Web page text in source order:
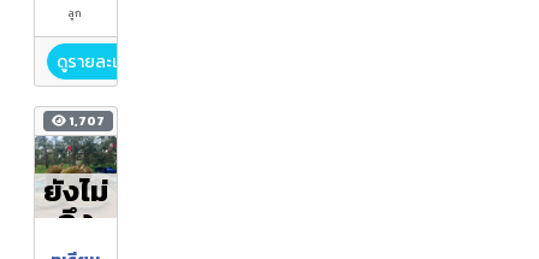
ลูก
ดูรายละเอียด
1,707
ยังไม่
ถึง
ฤดูกา